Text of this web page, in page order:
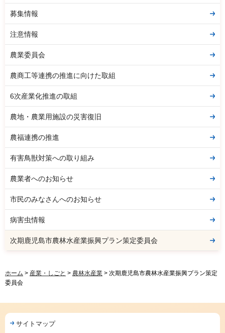
募集情報
注意情報
農業委員会
農商工等連携の推進に向けた取組
6次産業化推進の取組
農地・農業用施設の災害復旧
農福連携の推進
有害鳥獣対策への取り組み
農業者へのお知らせ
市民のみなさんへのお知らせ
病害虫情報
次期鹿児島市農林水産業振興プラン策定委員会
ホーム > 産業・しごと > 農林水産業 > 次期鹿児島市農林水産業振興プラン策定
委員会
サイトマップ